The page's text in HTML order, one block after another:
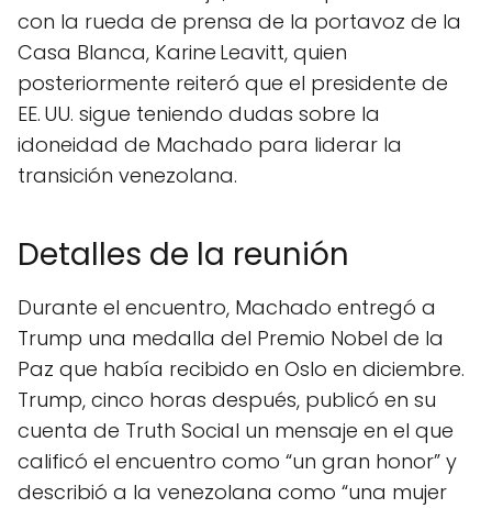
con la rueda de prensa de la portavoz de la
Casa Blanca, Karine Leavitt, quien
posteriormente reiteró que el presidente de
EE. UU. sigue teniendo dudas sobre la
idoneidad de Machado para liderar la
transición venezolana.
Detalles de la reunión
Durante el encuentro, Machado entregó a
Trump una medalla del Premio Nobel de la
Paz que había recibido en Oslo en diciembre.
Trump, cinco horas después, publicó en su
cuenta de Truth Social un mensaje en el que
calificó el encuentro como “un gran honor” y
describió a la venezolana como “una mujer